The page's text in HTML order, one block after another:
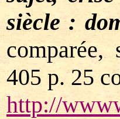
siècle :
405 p. 25
http://